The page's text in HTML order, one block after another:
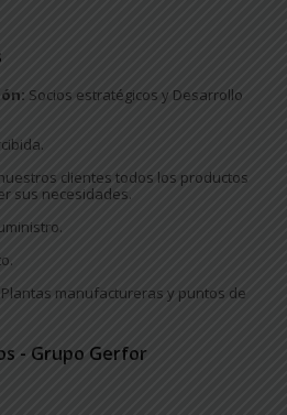
Socios estratégicos y Desarrollo
clientes todos los productos
sus necesidades.
Plantas manufactureras y puntos de
- Grupo Gerfor